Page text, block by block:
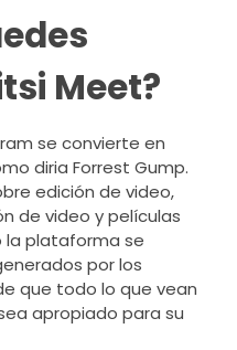
Meet?
se convierte en
diria Forrest Gump.
edición de video,
de video y películas
la plataforma se
por los
que todo lo que vean
apropiado para su